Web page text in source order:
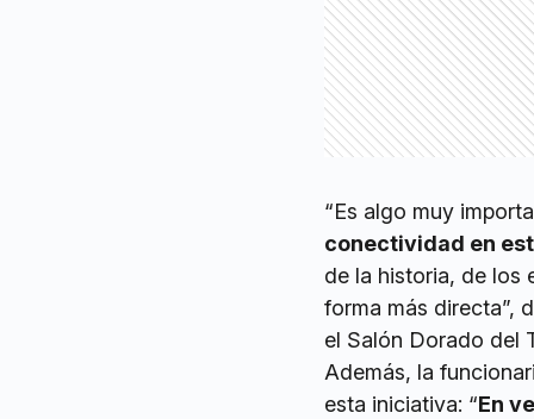
“Es algo muy
conectividad en
de la historia, de los
forma más directa”,
el Salón Dorado del
Además, la
esta iniciativa: “En